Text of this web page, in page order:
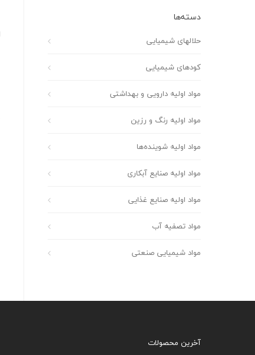
دسته‌ها
حلالهای شیمیایی
کودهای شیمیایی
مواد اولیه دارویی و بهداشتی
مواد اولیه رنگ و رزین
مواد اولیه شوینده‌ها
مواد اولیه صنایع آبکاری
مواد اولیه صنایع غذایی
مواد تصفیه آب
مواد شیمیایی صنعتی
آخرین محصولات